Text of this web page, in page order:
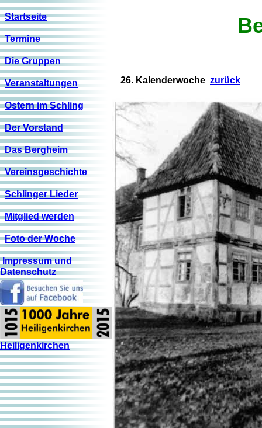
Startseite
Termine
Die Gruppen
Veranstaltungen
Ostern im Schling
Der Vorstand
Das Bergheim
Vereinsgeschichte
Schlinger Lieder
Mitglied werden
Foto der Woche
Impressum und
Datenschutz
Heiligenkirchen
26. Kalenderwoche zurück